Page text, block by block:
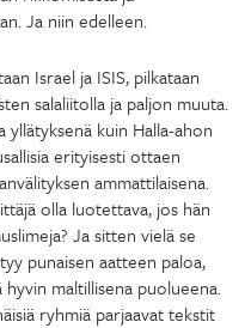
Ja niin edelleen.
Israel ja ISIS, pilkataan
salaliitolla ja paljon muuta.
yllätyksenä kuin Halla-ahon
erityisesti ottaen
ammattilaisena.
olla luotettava, jos hän
Ja sitten vielä se
punaisen aatteen paloa,
maltillisena puolueena.
ryhmiä parjaavat tekstit